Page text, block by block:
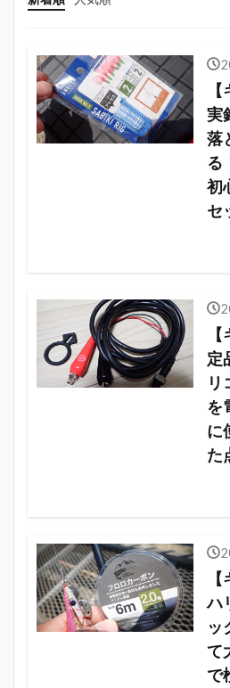
実
落
る
初
セ
定
リ
を
に
た
ハ
ッ
て
で